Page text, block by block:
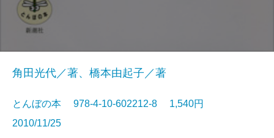
角田光代／著、橋本由起子／著
とんぼの本 978-4-10-602212-8 1,540円
2010/11/25